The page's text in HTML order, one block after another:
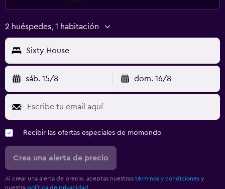
2 huéspedes, 1 habitación
Sixty House
sáb. 15/8 dom. 16/8
Recibir las ofertas especiales de momondo
Crea una alerta de precio
Al crear una alerta de precio, aceptas nuestros términos y condiciones y
nuestra política de privacidad.